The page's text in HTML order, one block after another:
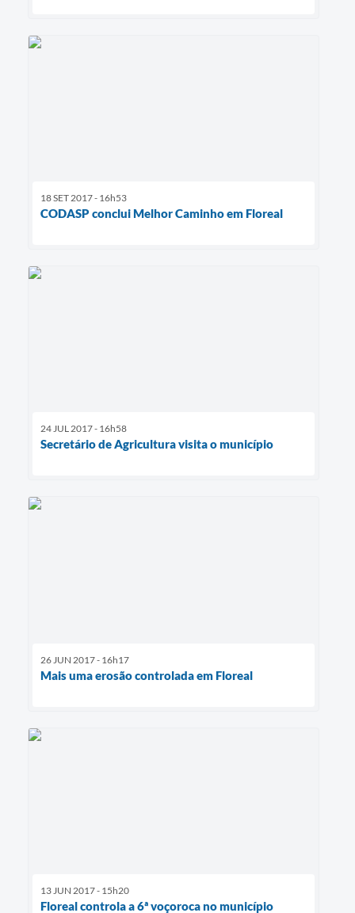
18 SET 2017 - 16h53
CODASP conclui Melhor Caminho em Floreal
24 JUL 2017 - 16h58
Secretário de Agricultura visita o município
26 JUN 2017 - 16h17
Mais uma erosão controlada em Floreal
13 JUN 2017 - 15h20
Floreal controla a 6ª voçoroca no município